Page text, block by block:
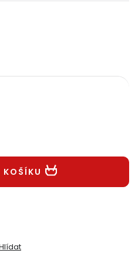
obchodu
Reklamační řád